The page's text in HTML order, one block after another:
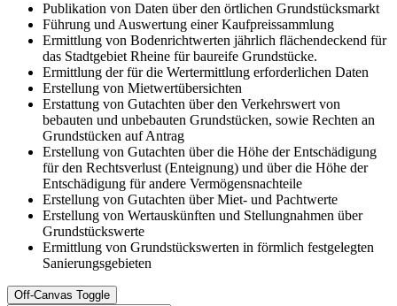
Publikation von Daten über den örtlichen Grundstücksmarkt
Führung und Auswertung einer Kaufpreissammlung
Ermittlung von Bodenrichtwerten jährlich flächendeckend für
das Stadtgebiet Rheine für baureife Grundstücke.
Ermittlung der für die Wertermittlung erforderlichen Daten
Erstellung von Mietwertübersichten
Erstattung von Gutachten über den Verkehrswert von
bebauten und unbebauten Grundstücken, sowie Rechten an
Grundstücken auf Antrag
Erstellung von Gutachten über die Höhe der Entschädigung
für den Rechtsverlust (Enteignung) und über die Höhe der
Entschädigung für andere Vermögensnachteile
Erstellung von Gutachten über Miet- und Pachtwerte
Erstellung von Wertauskünften und Stellungnahmen über
Grundstückswerte
Ermittlung von Grundstückswerten in förmlich festgelegten
Sanierungsgebieten
Off-Canvas Toggle